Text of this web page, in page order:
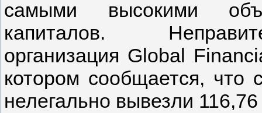
самыми высокими
капиталов.
организация Global
котором сообщается,
нелегально вывезли